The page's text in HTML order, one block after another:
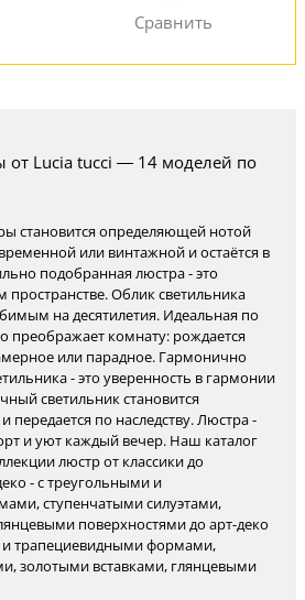
от Lucia tucci — 14 моделей по
становится определяющей нотой
или винтажной и остаётся в
подобранная люстра - это
пространстве. Облик светильника
на десятилетия. Идеальная по
преображает комнату: рождается
или парадное. Гармонично
- это уверенность в гармонии
светильник становится
по наследству. Люстра -
и уют каждый вечер. Наш каталог
люстр от классики до
- с треугольными и
ступенчатыми силуэтами,
поверхностями до арт-деко
и трапециевидными формами,
золотыми вставками, глянцевыми